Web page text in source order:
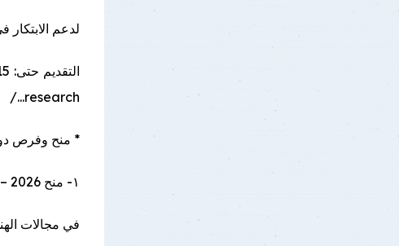
لدعم الابتكار
research.../
* منح وفرص
١- منح ICGEB – 2026
في مجالات